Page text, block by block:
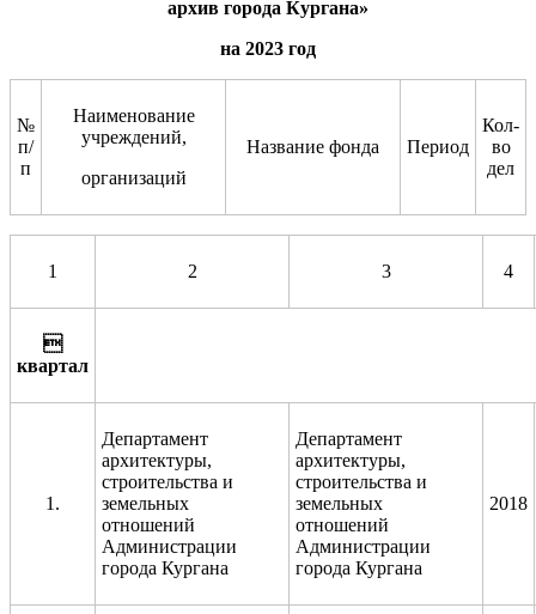
архив города Кургана»
на 2023 год
№
п/
п
Наименование
учреждений,
организаций
Название фонда Период
Кол-
во
дел
1 2 3 4

квартал
1.
Департамент
архитектуры,
строительства и
земельных
отношений
Администрации
города Кургана
Департамент
архитектуры,
строительства и
земельных
отношений
Администрации
города Кургана
2018